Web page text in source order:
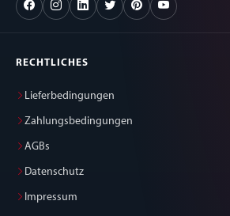
RECHTLICHES
Lieferbedingungen
Zahlungsbedingungen
AGBs
Datenschutz
Impressum